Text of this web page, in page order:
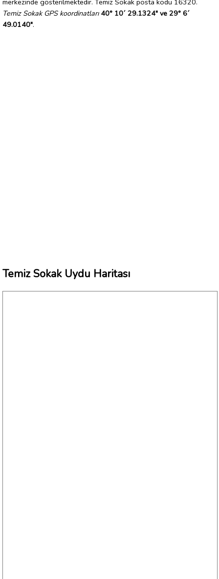
Temiz Sokak GPS koordinatları 40° 10´ 29.1324" ve 29° 6´
49.0140".
Temiz Sokak Uydu Haritası